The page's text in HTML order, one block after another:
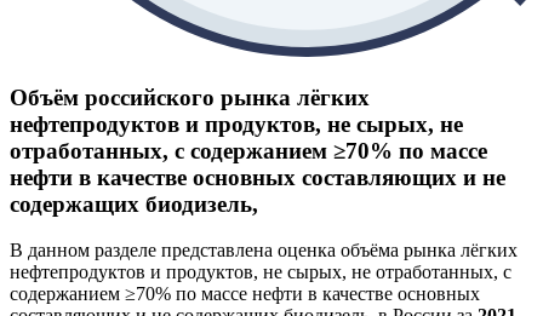
Объём российского рынка лёгких
нефтепродуктов и продуктов, не сырых, не
отработанных, с содержанием ≥70% по массе
нефти в качестве основных составляющих и не
содержащих биодизель,
В данном разделе представлена оценка объёма рынка лёгких
нефтепродуктов и продуктов, не сырых, не отработанных, с
содержанием ≥70% по массе нефти в качестве основных